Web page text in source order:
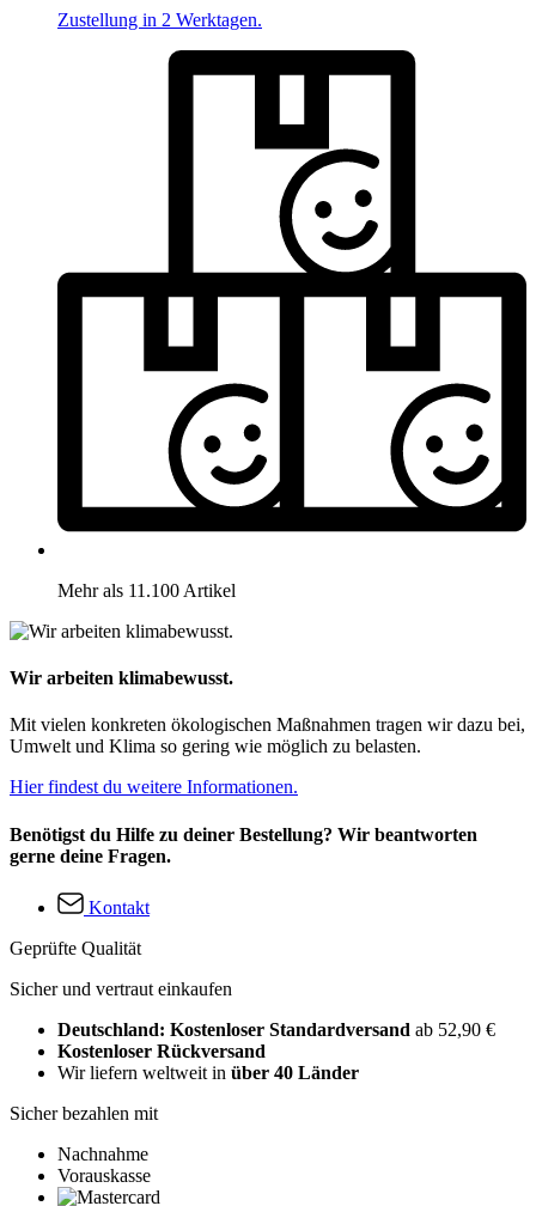
Zustellung in 2 Werktagen.
Mehr als 11.100 Artikel
Wir arbeiten klimabewusst.
Mit vielen konkreten ökologischen Maßnahmen tragen wir dazu bei,
Umwelt und Klima so gering wie möglich zu belasten.
Hier findest du weitere Informationen.
Benötigst du Hilfe zu deiner Bestellung? Wir beantworten
gerne deine Fragen.
Kontakt
Geprüfte Qualität
Sicher und vertraut einkaufen
Deutschland: Kostenloser Standardversand ab 52,90 €
Kostenloser Rückversand
Wir liefern weltweit in über 40 Länder
Sicher bezahlen mit
Nachnahme
Vorauskasse